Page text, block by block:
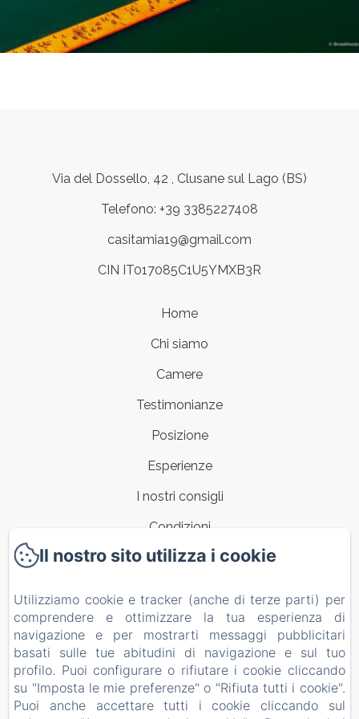
Via del Dossello, 42 , Clusane sul Lago (BS)
Telefono: +39 3385227408
casitamia19@gmail.com
CIN IT017085C1U5YMXB3R
Home
Chi siamo
Camere
Testimonianze
Posizione
Esperienze
I nostri consigli
Condizioni
Contatti
Informativa Privacy
Note legali
Informazioni sui cookie
EN
IT
Il nostro sito utilizza i cookie
Utilizziamo cookie e tracker (anche di terze parti) per
comprendere e ottimizzare la tua esperienza di
navigazione e per mostrarti messaggi pubblicitari
basati sulle tue abitudini di navigazione e sul tuo
profilo. Puoi configurare o rifiutare i cookie cliccando
su "Imposta le mie preferenze" o "Rifiuta tutti i cookie".
Puoi anche accettare tutti i cookie cliccando sul